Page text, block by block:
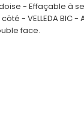
- Effaçable à
- VELLEDA BIC
face.